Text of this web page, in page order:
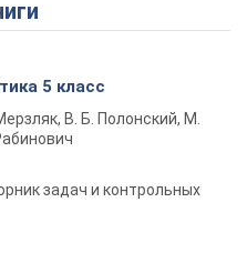
5 класс
В. Б. Полонский, М.
задач и контрольных